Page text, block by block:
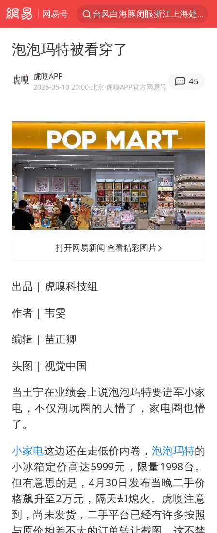
网易号
台风白海豚闭眼浙江上海处于危险半圆
浙江台州《告全体市民书》
周末打虎 宋致远被查
郑丽文：台湾从来没有“独立”过
刘浩存百花奖开幕式红裙起舞
女子网购名牌包发现是自己丢的那只
女儿为争财产堵门阻挠父亲出殡
万岁山接盘烂尾恒大文旅城
多个明星演唱会取消
泡泡玛特被看穿了
虎嗅APP
2026-05-10 20:00·北京·虎嗅APP官方网易号
45
打开网易新闻 查看精彩图片
出品 | 虎嗅科技组
作者 | 韦雯
编辑 | 苗正卿
头图 | 视觉中国
当王宁在业绩会上说泡泡玛特要进军小家
电，不仅潮玩圈的人懵了，家电圈也懵
了。
小家电这边还在走低价内卷，泡泡玛特的
小冰箱定价高达5999元，限量1998台。
但有意思的是，4月30日发布当晚二手价
格飙升至2万元，隔天却熄火。虎嗅注意
到，尚未发货，二手平台已经有许多按照
与原价相差不大的订单转让截图。这不禁